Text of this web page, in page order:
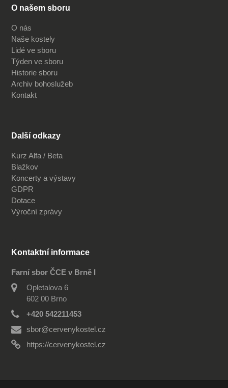
O našem sboru
O nás
Naše kostely
Lidé ve sboru
Týden ve sboru
Historie sboru
Archiv bohoslužeb
Kontakt
Další odkazy
Kurz Alfa / Beta
Blažkov
Koncerty a výstavy
GDPR
Dotace
Výroční zprávy
Kontaktní informace
Farní sbor ČCE v Brně I
Opletalova 6
602 00 Brno
+420 542211453
sbor@cervenykostel.cz
https://cervenykostel.cz